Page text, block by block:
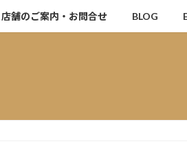
舗のご案内・お問合せ BLOG